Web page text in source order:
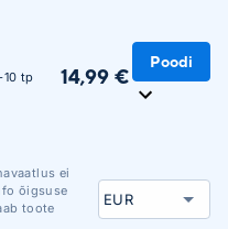
10 tp 14,99 €
Poodi
ei
õigsuse
toote